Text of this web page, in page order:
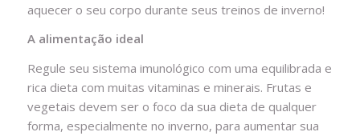
aquecer o seu corpo durante seus treinos de inverno!
A alimentação ideal
Regule seu sistema imunológico com uma equilibrada e
rica dieta com muitas vitaminas e minerais. Frutas e
vegetais devem ser o foco da sua dieta de qualquer
forma, especialmente no inverno, para aumentar sua